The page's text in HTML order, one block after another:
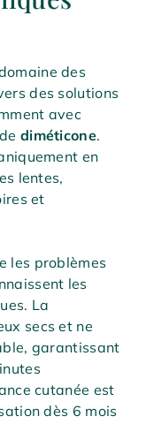
des
des solutions
avec
diméticone.
en
lentes,
et
les problèmes
les
La
secs et ne
garantissant
cutanée est
dès 6 mois